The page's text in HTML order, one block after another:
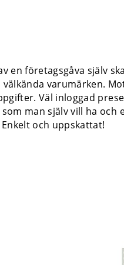
en företagsgåva själv
varumärken.
Väl inloggad
man själv vill ha och
och uppskattat!